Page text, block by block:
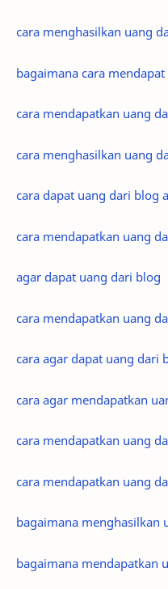
cara menghasilkan uang
bagaimana cara
cara mendapatkan uang
cara menghasilkan uang
cara dapat uang dari blog
cara mendapatkan uang
agar dapat uang dari blog
cara mendapatkan uang
cara agar dapat uang dari
cara agar mendapatkan
cara mendapatkan uang
cara mendapatkan uang
bagaimana menghasilkan
bagaimana mendapatkan